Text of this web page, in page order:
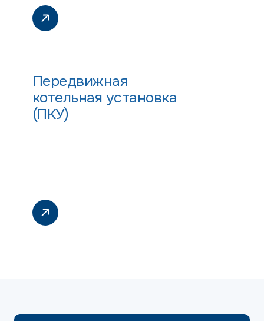
Передвижная
котельная установка
(ПКУ)